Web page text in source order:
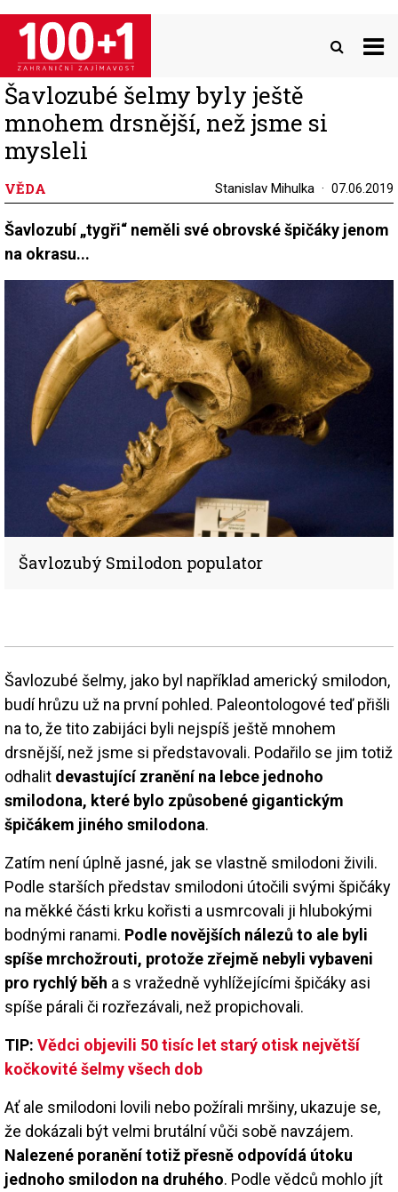
Přejít
hlavnímu
obsahu
Šavlozubé šelmy byly ještě
mnohem drsnější, než jsme si
mysleli
VĚDA Stanislav Mihulka 07.06.2019
Šavlozubí „tygři“ neměli své obrovské špičáky jenom
na okrasu...
Šavlozubý Smilodon populator
Šavlozubé šelmy, jako byl například americký smilodon,
budí hrůzu už na první pohled. Paleontologové teď přišli
na to, že tito zabijáci byli nejspíš ještě mnohem
drsnější, než jsme si představovali. Podařilo se jim totiž
odhalit devastující zranění na lebce jednoho
smilodona, které bylo způsobené gigantickým
špičákem jiného smilodona.
Zatím není úplně jasné, jak se vlastně smilodoni živili.
Podle starších představ smilodoni útočili svými špičáky
na měkké části krku kořisti a usmrcovali ji hlubokými
bodnými ranami. Podle novějších nálezů to ale byli
spíše mrchožrouti, protože zřejmě nebyli vybaveni
pro rychlý běh a s vražedně vyhlížejícími špičáky asi
spíše párali či rozřezávali, než propichovali.
TIP: Vědci objevili 50 tisíc let starý otisk největší
kočkovité šelmy všech dob
Ať ale smilodoni lovili nebo požírali mršiny, ukazuje se,
že dokázali být velmi brutální vůči sobě navzájem.
Nalezené poranění totiž přesně odpovídá útoku
jednoho smilodon na druhého. Podle vědců mohlo jít